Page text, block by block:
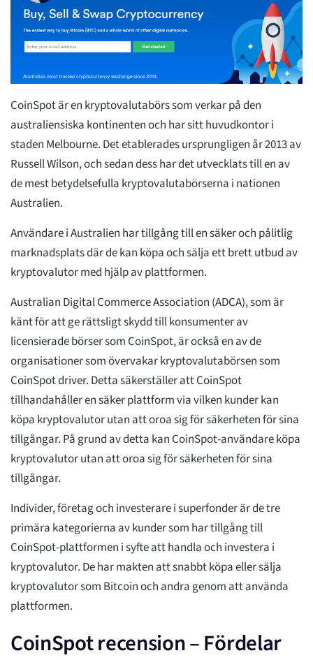
CoinSpot är en kryptovalutabörs som verkar på den
australiensiska kontinenten och har sitt huvudkontor i
staden Melbourne. Det etablerades ursprungligen år 2013 av
Russell Wilson, och sedan dess har det utvecklats till en av
de mest betydelsefulla kryptovalutabörserna i nationen
Australien.
Användare i Australien har tillgång till en säker och pålitlig
marknadsplats där de kan köpa och sälja ett brett utbud av
kryptovalutor med hjälp av plattformen.
Australian Digital Commerce Association (ADCA), som är
känt för att ge rättsligt skydd till konsumenter av
licensierade börser som CoinSpot, är också en av de
organisationer som övervakar kryptovalutabörsen som
CoinSpot driver. Detta säkerställer att CoinSpot
tillhandahåller en säker plattform via vilken kunder kan
köpa kryptovalutor utan att oroa sig för säkerheten för sina
tillgångar. På grund av detta kan CoinSpot-användare köpa
kryptovalutor utan att oroa sig för säkerheten för sina
tillgångar.
Individer, företag och investerare i superfonder är de tre
primära kategorierna av kunder som har tillgång till
CoinSpot-plattformen i syfte att handla och investera i
kryptovalutor. De har makten att snabbt köpa eller sälja
kryptovalutor som Bitcoin och andra genom att använda
plattformen.
CoinSpot recension – Fördelar